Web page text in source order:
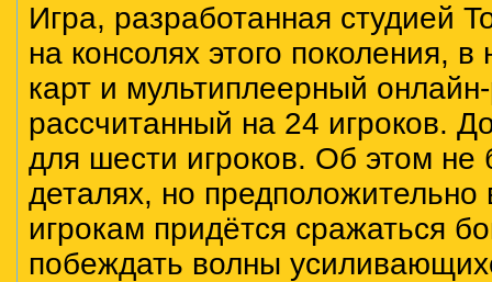
Игра, разработанная студией
на консолях этого поколения,
карт и мультиплеерный
рассчитанный на 24 игроков.
для шести игроков. Об этом не
деталях, но предположительно
игрокам придётся сражаться
побеждать волны